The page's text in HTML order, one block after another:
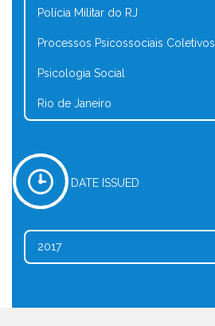
Polícia Militar do RJ
Processos Psicossociais Coletivos
Psicologia Social
Rio de Janeiro
DATE ISSUED
2017